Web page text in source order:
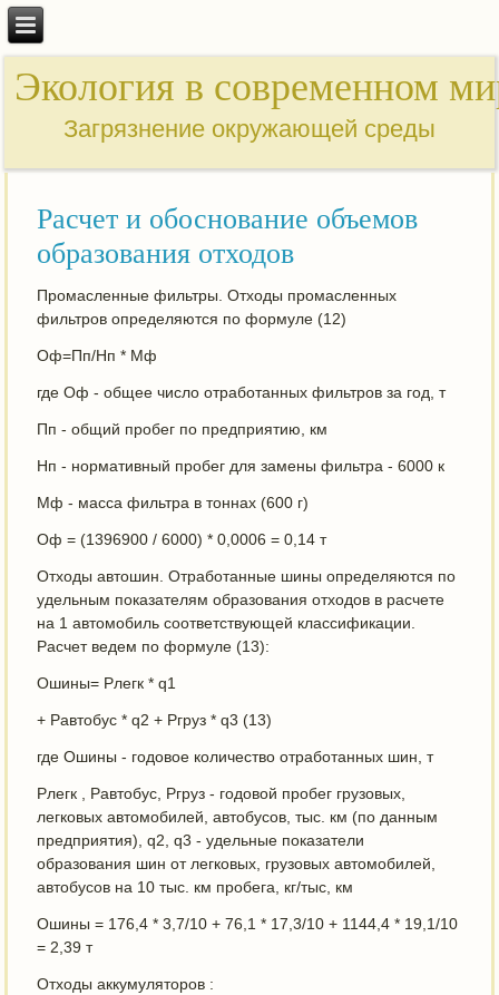
Экология в современном
Загрязнение окружающей среды
Расчет и обоснование объемов
образования отходов
Промасленные фильтры. Отходы промасленных
фильтров определяются по формуле (12)
Оф=Пп/Нп * Мф
где Оф - общее число отработанных фильтров за год, т
Пп - общий пробег по предприятию, км
Нп - нормативный пробег для замены фильтра - 6000 к
Мф - масса фильтра в тоннах (600 г)
Оф = (1396900 / 6000) * 0,0006 = 0,14 т
Отходы автошин. Отработанные шины определяются по
удельным показателям образования отходов в расчете
на 1 автомобиль соответствующей классификации.
Расчет ведем по формуле (13):
Ошины= Рлегк * q1
+ Равтобус * q2 + Ргруз * q3 (13)
где Ошины - годовое количество отработанных шин, т
Рлегк , Равтобус, Ргруз - годовой пробег грузовых,
легковых автомобилей, автобусов, тыс. км (по данным
предприятия), q2, q3 - удельные показатели
образования шин от легковых, грузовых автомобилей,
автобусов на 10 тыс. км пробега, кг/тыс, км
Ошины = 176,4 * 3,7/10 + 76,1 * 17,3/10 + 1144,4 * 19,1/10
= 2,39 т
Отходы аккумуляторов :